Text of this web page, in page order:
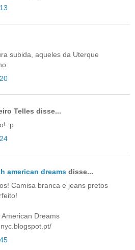
subida, aqueles da Uterque
Telles disse...
:p
american dreams disse...
Camisa branca e jeans pretos
Dreams